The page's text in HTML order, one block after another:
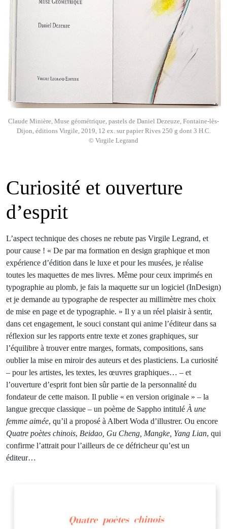
Claude Minière, Muse géométrique, pastels de Daniel Dezeuze, Fontaine-lès-
Dijon, éditions Virgile, 2019, 12 ex. sur papier Rives 250 g dont 3 H.C.
© Virgile Legrand
Curiosité et ouverture
d’esprit
L’aspect technique des choses ne rebute pas Virgile Legrand, et
pour cause ! « De par ma formation en design graphique et mon
expérience d’édition dans le luxe et pour les musées, je réalise
toutes les maquettes de mes livres. Même pour ceux imprimés en
typographie au plomb, je fais la maquette sur un logiciel (InDesign)
et je demande au typographe de respecter au millimètre mes choix
de mise en page et de typographie. » Il y a un réel plaisir à sentir,
dans cet engagement, le souci constant qui anime l’éditeur dans sa
réflexion sur les rapports entre texte et zones graphiques, sur
l’équilibre à trouver entre marges, formats, compositions, sans
oublier la mise en miroir des auteurs et des plasticiens. La curiosité
– pour les artistes, les textes, les œuvres graphiques… – et
l’ouverture d’esprit font bien sûr partie de la personnalité du
fondateur de cette maison. Il publie « en version originale » – la
langue grecque classique – un poème de Sappho intitulé À une
femme aimée, qu’il a proposé à Albert Woda d’illustrer. Ou encore
Quatre poètes chinois, Beidao, Gu Cheng, Mangke, Yang Lian, qui
confirme l’attrait pour l’ailleurs de ce défricheur qu’est un
éditeur…